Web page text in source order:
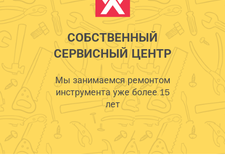
СОБСТВЕННЫЙ
СЕРВИСНЫЙ ЦЕНТР
Мы занимаемся ремонтом
инструмента уже более 15
лет